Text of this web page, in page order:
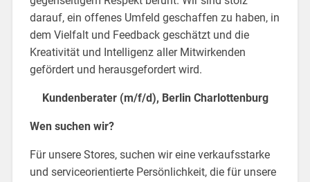
darauf, ein offenes Umfeld geschaffen zu haben, in
dem Vielfalt und Feedback geschätzt und die
Kreativität und Intelligenz aller Mitwirkenden
gefördert und herausgefordert wird.
Kundenberater (m/f/d), Berlin Charlottenburg
Wen suchen wir?
Für unsere Stores, suchen wir eine verkaufsstarke
und serviceorientierte Persönlichkeit, die für unsere